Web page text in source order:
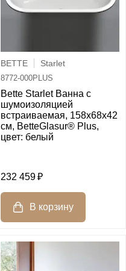
BETTE Starlet
8772-000PLUS
Bette Starlet Ванна с
шумоизоляцией
встраиваемая, 158х68х42
см, BetteGlasur® Plus,
цвет: белый
232 459